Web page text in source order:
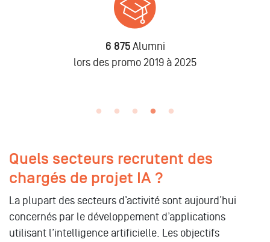
6 875 Alumni
lors des promo 2019 à 2025
Quels secteurs recrutent des
chargés de projet IA ?
La plupart des secteurs d’activité sont aujourd’hui
concernés par le développement d’applications
utilisant l’intelligence artificielle. Les objectifs